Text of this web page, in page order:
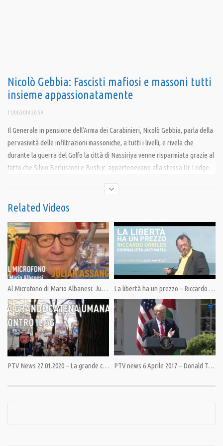
Nicolò Gebbia: Fascisti mafiosi e massoni tutti
insieme appassionatamente
11/01/2018 20:59
Il Generale in pensione dell’Arma dei Carabinieri, Nicolò Gebbia, parla della
pervasività delle infiltrazioni massoniche, a tutti i livelli, e rivela che
durante la guerra del Golfo la città di Nassiriya venne risparmiata grazie al
fatto che Silvio Berlusconi e Bush jr. appartenevano alla stessa Ur Lodge.
Category:PrimoPiano,Speciali
Tags:Accadde a Malta,Antica Babilonia,Berlusconi,Carabinieri,colonizzazione americana ,
Comiso,Gebbia, Iraq,Mafia,Mani pulite,Massoneria,Napolitano,Nassisiya
Related Videos
Al Microfono di Mario Albanesi: Julian Assange La libertà ha un prezzo – Riccardo Orioles (documentario di Elena Mortelliti)
PTV News 27.01.2020 – La grande catena umana contro il 5G PTV news 6 Aprile 2017 – Donald Trump proclama di essere flessibile